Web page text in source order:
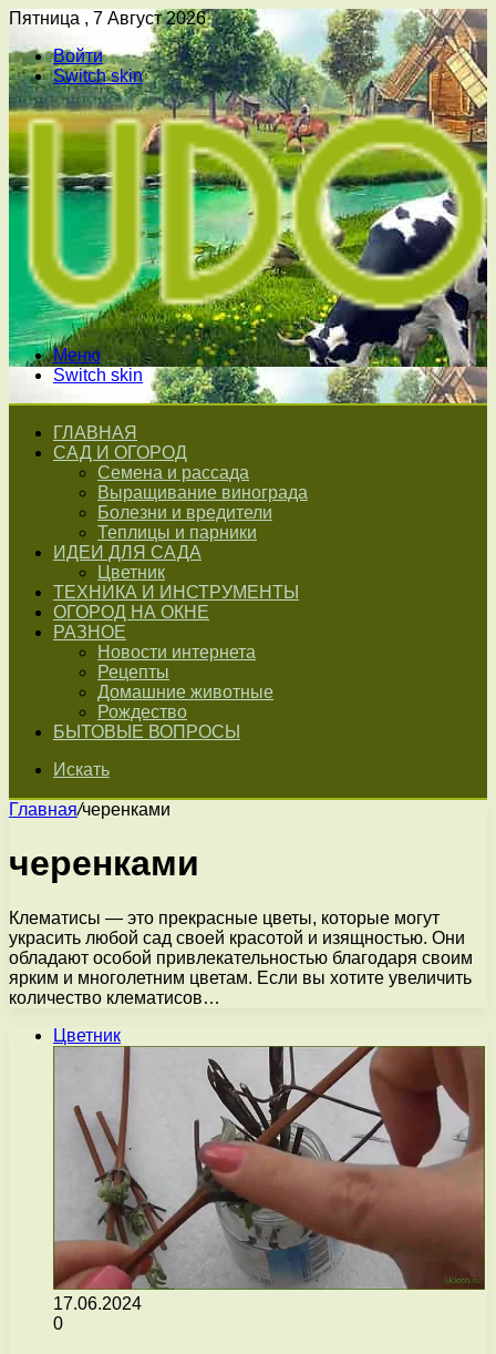
Пятница , 7 Август 2026
Войти
Switch skin
Меню
Switch skin
ГЛАВНАЯ
САД И ОГОРОД
Семена и рассада
Выращивание винограда
Болезни и вредители
Теплицы и парники
ИДЕИ ДЛЯ САДА
Цветник
ТЕХНИКА И ИНСТРУМЕНТЫ
ОГОРОД НА ОКНЕ
РАЗНОЕ
Новости интернета
Рецепты
Домашние животные
Рождество
БЫТОВЫЕ ВОПРОСЫ
Искать
Главная/черенками
черенками
Клематисы — это прекрасные цветы, которые могут
украсить любой сад своей красотой и изящностью. Они
обладают особой привлекательностью благодаря своим
ярким и многолетним цветам. Если вы хотите увеличить
количество клематисов…
Цветник
17.06.2024
0